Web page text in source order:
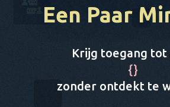
FAQ
Een Paar
Krijg toegang tot
{}
zonder ontdekt te